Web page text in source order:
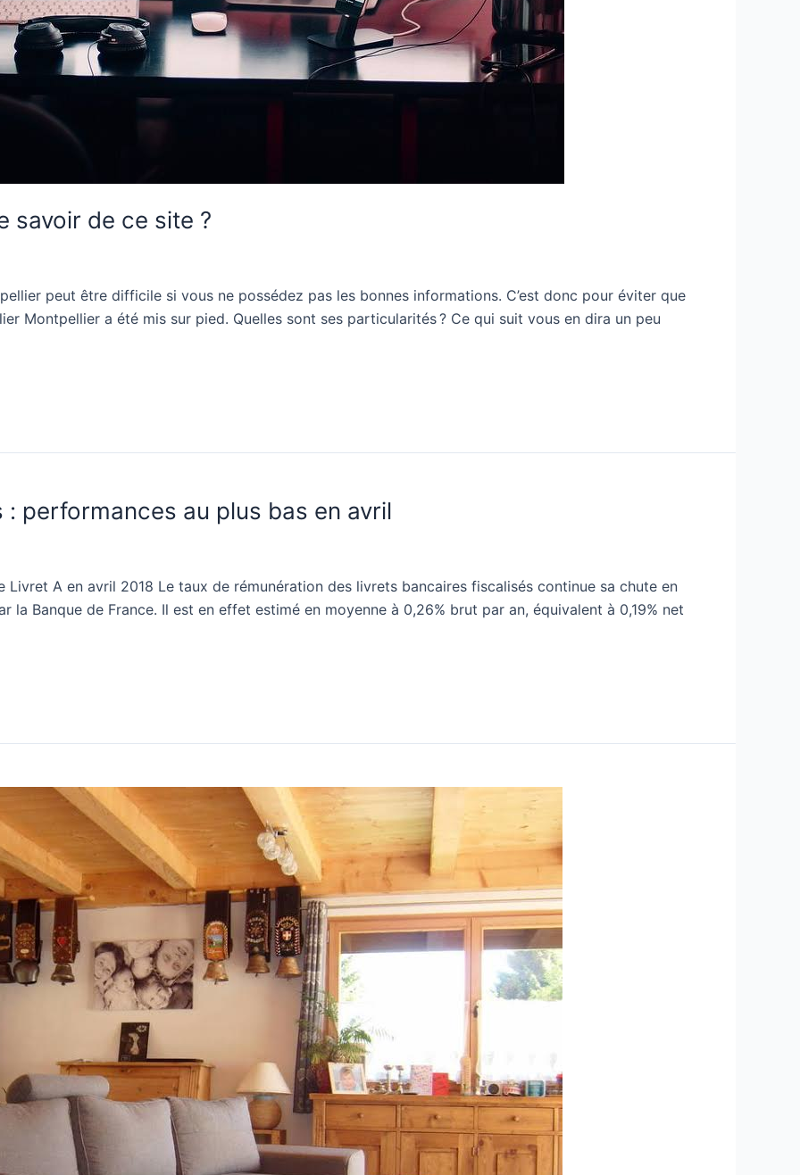
savoir de ce site ?
peut être difficile si vous ne possédez pas les bonnes informations. C’est donc pour éviter que
Montpellier a été mis sur pied. Quelles sont ses particularités ? Ce qui suit vous en dira un peu
performances au plus bas en avril
A en avril 2018 Le taux de rémunération des livrets bancaires fiscalisés continue sa chute en
la Banque de France. Il est en effet estimé en moyenne à 0,26% brut par an, équivalent à 0,19% net